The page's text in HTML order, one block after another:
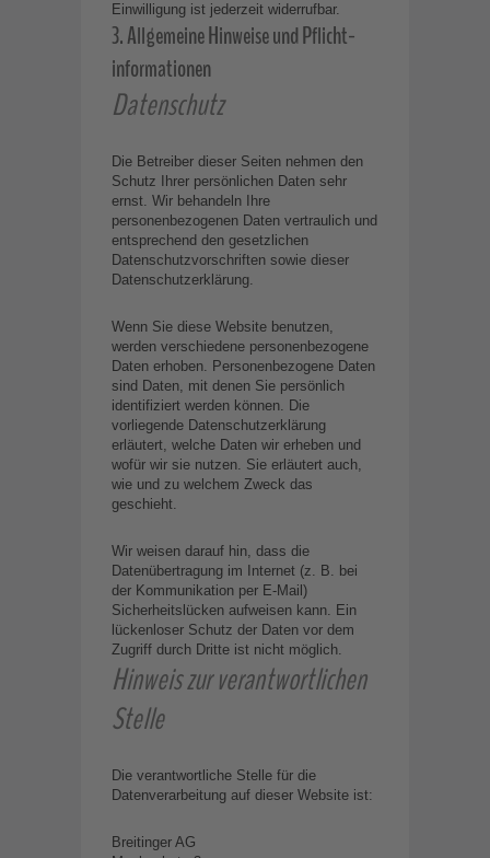
Einwilligung ist jederzeit widerrufbar.
3. Allgemeine Hinweise und Pflicht­
informationen
Datenschutz
Die Betreiber dieser Seiten nehmen den
Schutz Ihrer persönlichen Daten sehr
ernst. Wir behandeln Ihre
personenbezogenen Daten vertraulich und
entsprechend den gesetzlichen
Datenschutzvorschriften sowie dieser
Datenschutzerklärung.
Wenn Sie diese Website benutzen,
werden verschiedene personenbezogene
Daten erhoben. Personenbezogene Daten
sind Daten, mit denen Sie persönlich
identifiziert werden können. Die
vorliegende Datenschutzerklärung
erläutert, welche Daten wir erheben und
wofür wir sie nutzen. Sie erläutert auch,
wie und zu welchem Zweck das
geschieht.
Wir weisen darauf hin, dass die
Datenübertragung im Internet (z. B. bei
der Kommunikation per E-Mail)
Sicherheitslücken aufweisen kann. Ein
lückenloser Schutz der Daten vor dem
Zugriff durch Dritte ist nicht möglich.
Hinweis zur verantwortlichen
Stelle
Die verantwortliche Stelle für die
Datenverarbeitung auf dieser Website ist:
Breitinger AG